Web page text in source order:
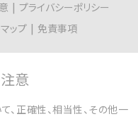
プライバシーポリシー
ップ 免責事項
注意
、正確性、相当性、その他一